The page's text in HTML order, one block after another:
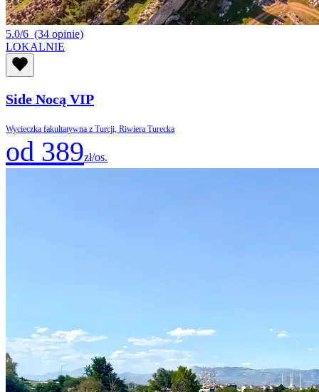
5.0/6 (34 opinie)
LOKALNIE
Side Nocą VIP
Wycieczka fakultatywna z Turcji, Riwiera Turecka
od 389zł/os.